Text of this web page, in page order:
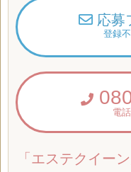
応募
登録
電
「エステクイー